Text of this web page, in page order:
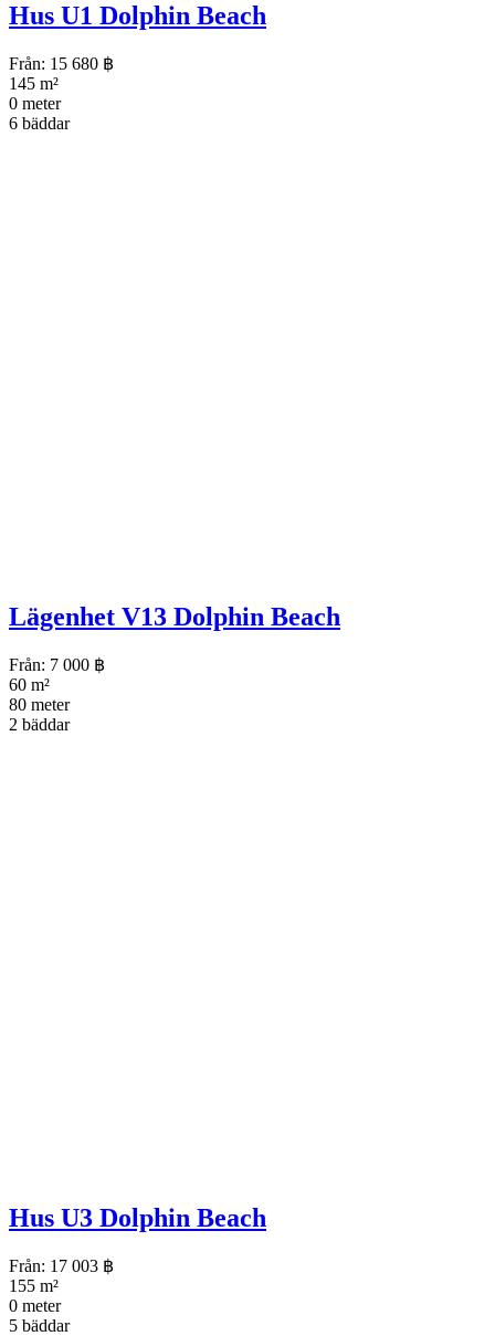
Hus U1 Dolphin Beach
Från: 15 680 ฿
145 m²
0 meter
6 bäddar
Lägenhet V13 Dolphin Beach
Från: 7 000 ฿
60 m²
80 meter
2 bäddar
Hus U3 Dolphin Beach
Från: 17 003 ฿
155 m²
0 meter
5 bäddar